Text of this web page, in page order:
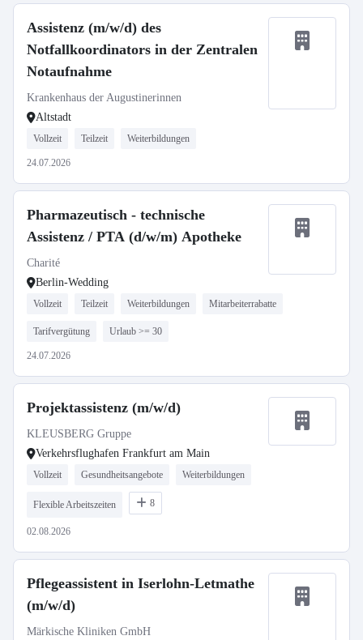
Assistenz (m/w/d) des
Notfallkoordinators in der Zentralen
Notaufnahme
Krankenhaus der Augustinerinnen
Altstadt
Vollzeit Teilzeit Weiterbildungen
24.07.2026
Pharmazeutisch - technische
Assistenz / PTA (d/w/m) Apotheke
Charité
Berlin-Wedding
Vollzeit Teilzeit Weiterbildungen Mitarbeiterrabatte
Tarifvergütung Urlaub >= 30
24.07.2026
Projektassistenz (m/w/d)
KLEUSBERG Gruppe
Verkehrsflughafen Frankfurt am Main
Vollzeit Gesundheitsangebote Weiterbildungen
Flexible Arbeitszeiten 8
02.08.2026
Pflegeassistent in Iserlohn-Letmathe
(m/w/d)
Märkische Kliniken GmbH